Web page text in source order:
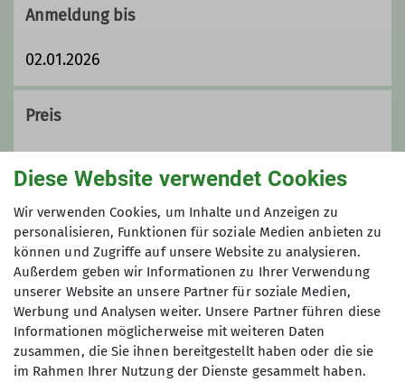
Anmeldung bis
02.01.2026
Preis
Miesbach & Leitzachtal), 50 Euro (andere DAV-
Sektionen)
Maximale Teilnehmeranzahl
6
Diese Website verwendet Cookies
Wir verwenden Cookies, um Inhalte und Anzeigen zu
personalisieren, Funktionen für soziale Medien anbieten zu
können und Zugriffe auf unsere Website zu analysieren.
Außerdem geben wir Informationen zu Ihrer Verwendung
unserer Website an unsere Partner für soziale Medien,
Werbung und Analysen weiter. Unsere Partner führen diese
Informationen möglicherweise mit weiteren Daten
zusammen, die Sie ihnen bereitgestellt haben oder die sie
im Rahmen Ihrer Nutzung der Dienste gesammelt haben.